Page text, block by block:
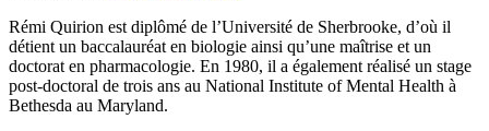
Rémi Quirion est diplômé de l’Université de Sherbrooke, d’où il
détient un baccalauréat en biologie ainsi qu’une maîtrise et un
doctorat en pharmacologie. En 1980, il a également réalisé un stage
post-doctoral de trois ans au National Institute of Mental Health à
Bethesda au Maryland.